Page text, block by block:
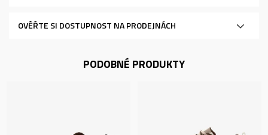
OVĚŘTE SI DOSTUPNOST NA PRODEJNÁCH
PODOBNÉ PRODUKTY